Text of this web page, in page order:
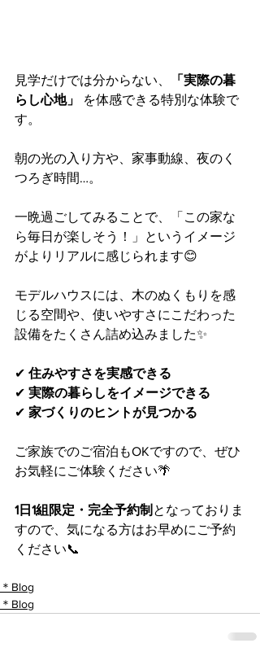
見学だけでは分からない、
「実際の暮
らし心地」
を体感できる特別な体験で
す。
朝の光の入り方や、家事動線、夜のく
つろぎ時間…。
一晩過ごしてみることで、「この家な
ら毎日が楽しそう！」というイメージ
がよりリアルに感じられます😊
モデルハウスには、木のぬくもりを感
じる空間や、使いやすさにこだわった
設備をたくさん詰め込みました✨
✔︎ 住みやすさを実感できる
✔︎ 実際の暮らしをイメージできる
✔︎ 家づくりのヒントが見つかる
ご家族でのご宿泊もOKですので、ぜひ
お気軽にご体験ください🌴
1日1組限定・完全予約制 となっておりま
すので、気になる方はお早めにご予約
ください📞
＊Blog
＊Blog